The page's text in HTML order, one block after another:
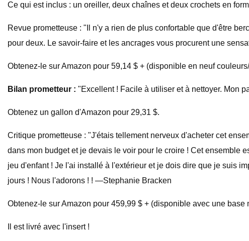
Ce qui est inclus : un oreiller, deux chaînes et deux crochets en
Revue prometteuse : "Il n'y a rien de plus confortable que d'être
pour deux. Le savoir-faire et les ancrages vous procurent une
Obtenez-le sur Amazon pour 59,14 $ + (disponible en neuf
Bilan prometteur : "Excellent ! Facile à utiliser et à nettoyer. Mon
Obtenez un gallon d'Amazon pour 29,31 $.
Critique prometteuse : "J'étais tellement nerveux d'acheter cet
dans mon budget et je devais le voir pour le croire ! Cet ensemble
jeu d'enfant ! Je l'ai installé à l'extérieur et je dois dire que je suis
jours ! Nous l'adorons ! ! —Stephanie Bracken
Obtenez-le sur Amazon pour 459,99 $ + (disponible avec une
Il est livré avec l'insert !